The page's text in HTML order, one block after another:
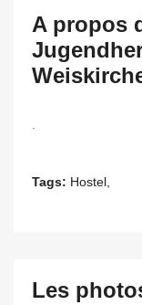
A propos
Tags: Hostel,
Les